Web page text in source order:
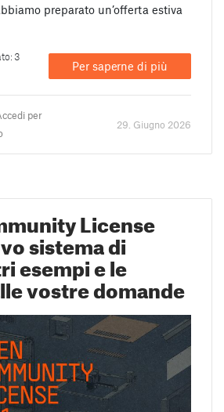
preparato un’offerta estiva
3
Per saperne di più
per
29. Giugno 2026
License
sistema di
esempi e le
vostre domande